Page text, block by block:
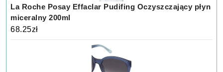
La Roche Posay Effaclar Pudifing Oczyszczający płyn
miceralny 200ml
68.25zł